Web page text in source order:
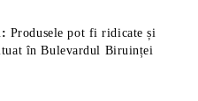
Produsele pot fi ridicate și
în Bulevardul Biruinței